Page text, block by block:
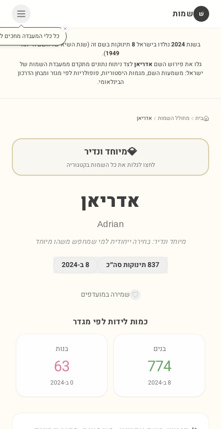
שׁ שמות
כל כלי המעבדה מחכים
בשנת2024נולדו בישראל8 תינוקות בשם זה(שנת השיא של השם הייתה
1949
).
גלו את פירוש השםאדריאןלצד ניתוח נתונים מתקדם ממעבדת השמות של
ישראל: משמעות השם, מגמות היסטוריות, פופולריות לפי מגזר ומבחן הדרכון
הבינלאומי.
בית מחולל השמות אדריאן
💎מיוחד ונדיר
לחצו לגלות את כל השמות בקטגוריה
אדריאן
Adrian
מיוחד ונדיר: בחירה ייחודית למי שמחפש משהו מיוחד
837תינוקות סה״כ 8ב-2024
שמירה במועדפים
כמות לידות לפי מגדר
בנים
774
8ב-2024
בנות
63
0ב-2024